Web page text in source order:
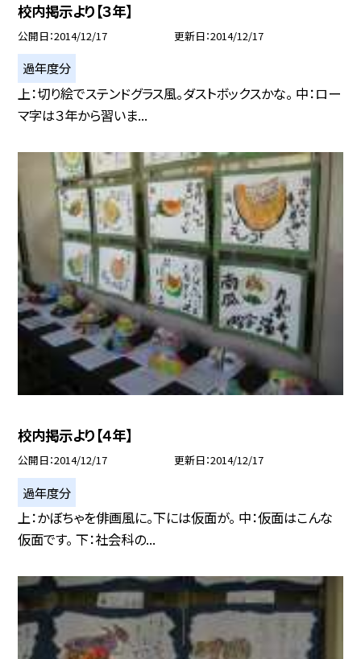
校内掲示より【３年】
公開日 2014/12/17 更新日 2014/12/17
過年度分
上：切り絵でステンドグラス風。ダストボックスかな。 中：ロー
マ字は３年から習いま...
校内掲示より【４年】
公開日 2014/12/17 更新日 2014/12/17
過年度分
上：かぼちゃを俳画風に。下には仮面が。 中：仮面はこんな
仮面です。 下：社会科の...